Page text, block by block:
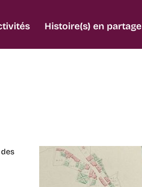
Histoire(s) en partage